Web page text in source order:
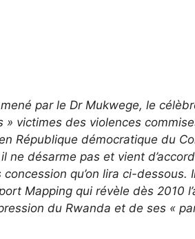
par le Dr Mukwege, le
victimes des violences
République démocratique du
ne désarme pas et vient
qu’on lira ci-dessous.
Mapping qui révèle dès 2010
du Rwanda et de ses «